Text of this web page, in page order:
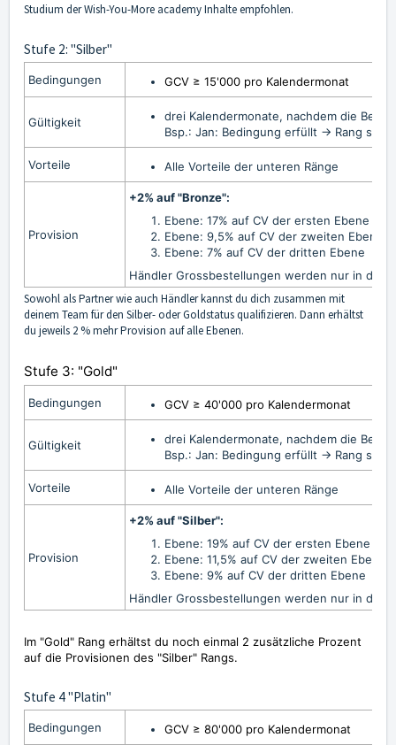
Studium der Wish-You-More academy Inhalte empfohlen.
Stufe 2: "Silber"
Bedingungen GCV ≥ 15'000 pro Kalendermonat
Gültigkeit
drei Kalendermonate, nachdem die
Bsp.: Jan: Bedingung erfüllt -> Rang
Vorteile Alle Vorteile der unteren Ränge
Provision
+2% auf "Bronze":
Ebene: 17% auf CV der ersten Ebene /
Ebene: 9,5% auf CV der zweiten Ebene
Ebene: 7% auf CV der dritten Ebene
Händler Grossbestellungen werden nur in der
Sowohl als Partner wie auch Händler kannst du dich zusammen mit
deinem Team für den Silber- oder Goldstatus qualifizieren. Dann erhältst
du jeweils 2 % mehr Provision auf alle Ebenen.
Stufe 3: "Gold"
Bedingungen GCV ≥ 40'000 pro Kalendermonat
Gültigkeit
drei Kalendermonate, nachdem die
Bsp.: Jan: Bedingung erfüllt -> Rang
Vorteile Alle Vorteile der unteren Ränge
Provision
+2% auf "Silber":
Ebene: 19% auf CV der ersten Ebene /
Ebene: 11,5% auf CV der zweiten Ebene
Ebene: 9% auf CV der dritten Ebene
Händler Grossbestellungen werden nur in der
Im "Gold" Rang erhältst du noch einmal 2 zusätzliche Prozent
auf die Provisionen des "Silber" Rangs.
Stufe 4 "Platin"
Bedingungen GCV ≥ 80'000 pro Kalendermonat